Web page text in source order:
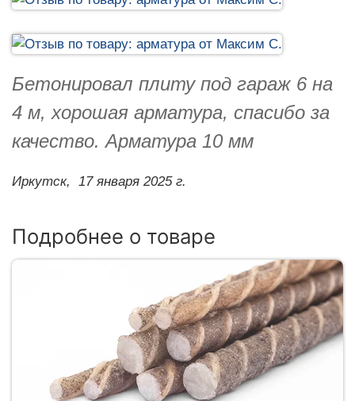
Бетонировал плиту под гараж 6 на
4 м, хорошая арматура, спасибо за
качество. Арматура 10 мм
Иркутск, 17 января 2025 г.
Подробнее о товаре